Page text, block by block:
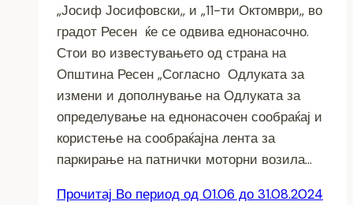
„Јосиф Јосифовски,, и „11-ти Октомври,, во
градот Ресен ќе се одвива еднонасочно.
Стои во известувањето од страна на
Општина Ресен „Согласно Одлуката за
измени и дополнување на Одлуката за
определување на еднонасочен сообраќај и
користење на сообраќајна лента за
паркирање на патнички моторни возила…
Прочитај Во период од 01.06 до 31.08.2024